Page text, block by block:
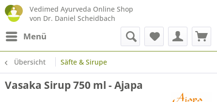
Vedimed Ayurveda Online Shop
von Dr. Daniel Scheidbach
Menü
Übersicht Säfte & Sirupe
Vasaka Sirup 750 ml - Ajapa